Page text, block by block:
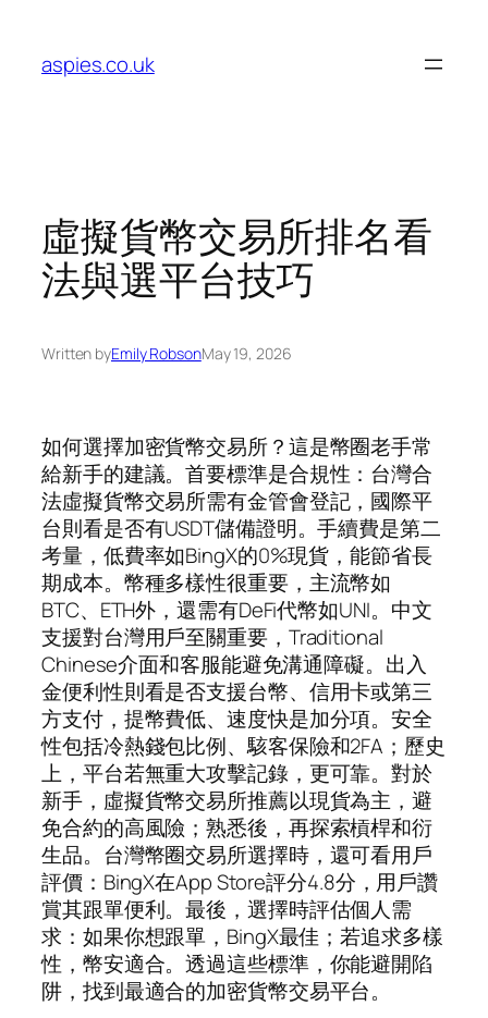
content
aspies.co.uk
虛擬貨幣交易所排名看
法與選平台技巧
Written byEmily RobsonMay 19, 2026
如何選擇加密貨幣交易所？這是幣圈老手常
給新手的建議。首要標準是合規性：台灣合
法虛擬貨幣交易所需有金管會登記，國際平
台則看是否有USDT儲備證明。手續費是第二
考量，低費率如BingX的0%現貨，能節省長
期成本。幣種多樣性很重要，主流幣如
BTC、ETH外，還需有DeFi代幣如UNI。中文
支援對台灣用戶至關重要，Traditional
Chinese介面和客服能避免溝通障礙。出入
金便利性則看是否支援台幣、信用卡或第三
方支付，提幣費低、速度快是加分項。安全
性包括冷熱錢包比例、駭客保險和2FA；歷史
上，平台若無重大攻擊記錄，更可靠。對於
新手，虛擬貨幣交易所推薦以現貨為主，避
免合約的高風險；熟悉後，再探索槓桿和衍
生品。台灣幣圈交易所選擇時，還可看用戶
評價：BingX在App Store評分4.8分，用戶讚
賞其跟單便利。最後，選擇時評估個人需
求：如果你想跟單，BingX最佳；若追求多樣
性，幣安適合。透過這些標準，你能避開陷
阱，找到最適合的加密貨幣交易平台。